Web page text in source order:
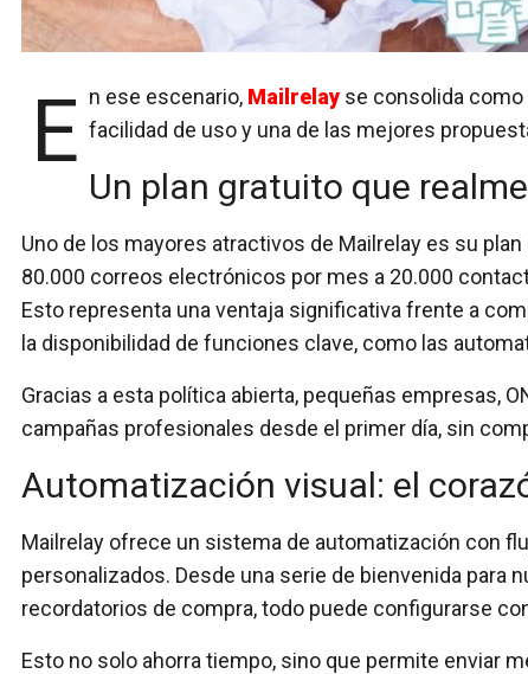
En ese escenario, Mailrelay se consolida
facilidad de uso y una de las mejores
Un plan gratuito que
Uno de los mayores atractivos de Mailrelay es su
80.000 correos electrónicos por mes a 20.000
Esto representa una ventaja significativa frente a
la disponibilidad de funciones clave, como las
Gracias a esta política abierta, pequeñas empresas,
campañas profesionales desde el primer día, sin
Automatización visual: el
Mailrelay ofrece un sistema de automatización con
personalizados. Desde una serie de bienvenida
recordatorios de compra, todo puede configurarse
Esto no solo ahorra tiempo, sino que permite enviar